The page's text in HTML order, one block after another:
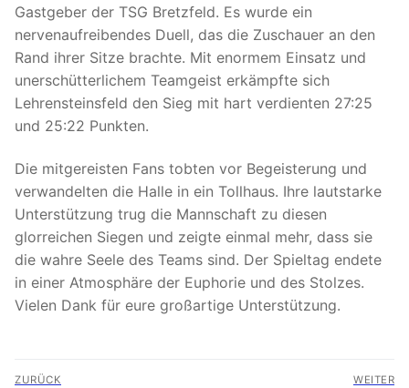
Gastgeber der TSG Bretzfeld. Es wurde ein
nervenaufreibendes Duell, das die Zuschauer an den
Rand ihrer Sitze brachte. Mit enormem Einsatz und
unerschütterlichem Teamgeist erkämpfte sich
Lehrensteinsfeld den Sieg mit hart verdienten 27:25
und 25:22 Punkten.
Die mitgereisten Fans tobten vor Begeisterung und
verwandelten die Halle in ein Tollhaus. Ihre lautstarke
Unterstützung trug die Mannschaft zu diesen
glorreichen Siegen und zeigte einmal mehr, dass sie
die wahre Seele des Teams sind. Der Spieltag endete
in einer Atmosphäre der Euphorie und des Stolzes.
Vielen Dank für eure großartige Unterstützung.
Beitragsnavigation
ZURÜCK WEITER